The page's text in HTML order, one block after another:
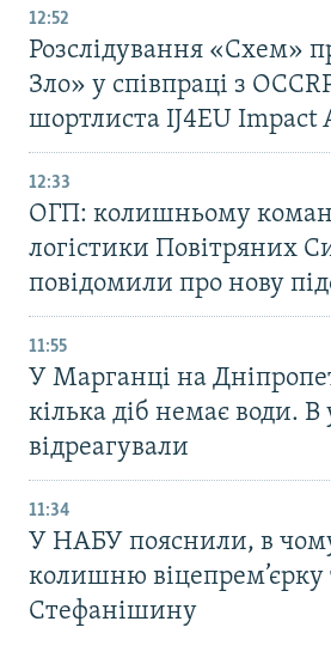
12:52
Розслідування «Схем»
Зло» у співпраці з
шортлиста IJ4EU Impact
12:33
ОГП: колишньому
логістики Повітряних
повідомили про нову
11:55
У Марганці на
кілька діб немає води. В
відреагували
11:34
У НАБУ пояснили, в
колишню віцепрем’єрку
Стефанішину